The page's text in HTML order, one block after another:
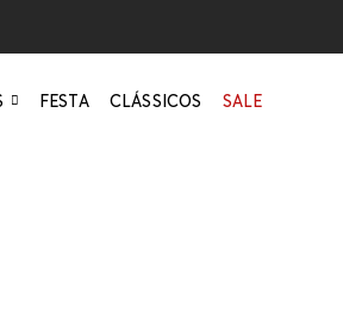
FESTA CLÁSSICOS SALE